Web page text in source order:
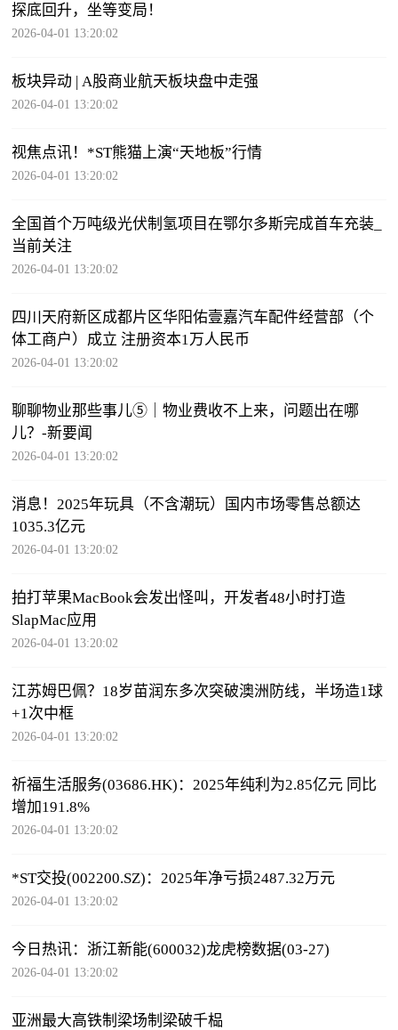
探底回升，坐等变局！
2026-04-01 13:20:02
板块异动 | A股商业航天板块盘中走强
2026-04-01 13:20:02
视焦点讯！*ST熊猫上演“天地板”行情
2026-04-01 13:20:02
全国首个万吨级光伏制氢项目在鄂尔多斯完成首车充装_
当前关注
2026-04-01 13:20:02
四川天府新区成都片区华阳佑壹嘉汽车配件经营部（个
体工商户）成立 注册资本1万人民币
2026-04-01 13:20:02
聊聊物业那些事儿⑤｜物业费收不上来，问题出在哪
儿？-新要闻
2026-04-01 13:20:02
消息！2025年玩具（不含潮玩）国内市场零售总额达
1035.3亿元
2026-04-01 13:20:02
拍打苹果MacBook会发出怪叫，开发者48小时打造
SlapMac应用
2026-04-01 13:20:02
江苏姆巴佩？18岁苗润东多次突破澳洲防线，半场造1球
+1次中框
2026-04-01 13:20:02
祈福生活服务(03686.HK)：2025年纯利为2.85亿元 同比
增加191.8%
2026-04-01 13:20:02
*ST交投(002200.SZ)：2025年净亏损2487.32万元
2026-04-01 13:20:02
今日热讯：浙江新能(600032)龙虎榜数据(03-27)
2026-04-01 13:20:02
亚洲最大高铁制梁场制梁破千榀